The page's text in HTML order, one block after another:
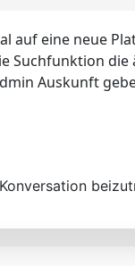
auf eine neue
Suchfunktion
Auskunft